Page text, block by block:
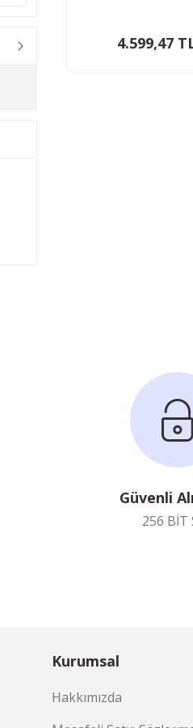
4.599,47
Güvenli
256 BİT
Kurumsal
Hakkımızda